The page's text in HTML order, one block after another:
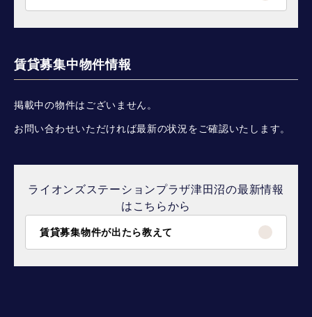
賃貸募集中物件情報
掲載中の物件はございません。
お問い合わせいただければ最新の状況をご確認いたします。
ライオンズステーションプラザ津田沼の最新情報
はこちらから
賃貸募集物件が出たら教えて